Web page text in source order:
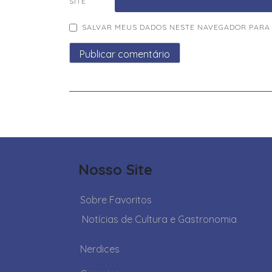
SALVAR MEUS DADOS NESTE NAVEGADOR
Nosso Site
Sobre Favoritos
Notícias de Cultura e Gastronomia
Nerdices